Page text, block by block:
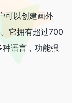
可以创建画外
它拥有超过700
语言，功能强